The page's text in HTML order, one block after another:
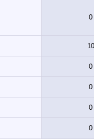
0
10
0
0
0
0